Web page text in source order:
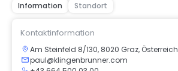
Information Standort
Kontaktinformation
Am Steinfeld 8/130, 8020 Graz, Österreich
paul@klingenbrunner.com